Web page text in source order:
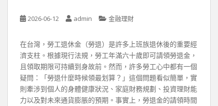
2026-06-12 admin 金融理財
在台灣，勞工退休金（勞退）是許多上班族退休後的重要經
濟支柱。根據現行法規，勞工年滿六十歲即可請領勞退金，
且領取期限可持續到身故前。然而，許多勞工心中都有一個
疑問：「勞退什麼時候領最划算？」這個問題看似簡單，實
則牽涉到個人的身體健康狀況、家庭財務規劃、投資理財能
力以及對未來通貨膨脹的預期。事實上，勞退金的請領時間